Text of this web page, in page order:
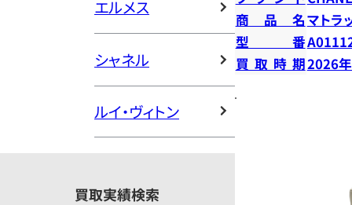
エルメス
シャネル
ルイ・ヴィトン
買取実績検索
商品名マトラ
型番
買取時期2026